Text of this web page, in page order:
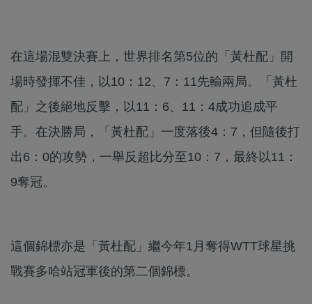
在這場混雙決賽上，世界排名第5位的「黃杜配」開
場時發揮不佳，以10：12、7：11先輸兩局。「黃杜
配」之後絕地反擊，以11：6、11：4成功追成平
手。在決勝局，「黃杜配」一度落後4：7，但隨後打
出6：0的攻勢，一舉反超比分至10：7，最終以11：
9奪冠。
這個錦標亦是「黃杜配」繼今年1月奪得WTT球星挑
戰賽多哈站冠軍後的第二個錦標。